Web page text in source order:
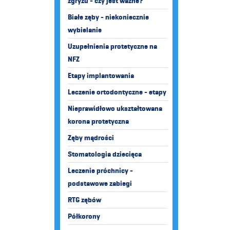
Białe zęby - niekoniecznie
wybielanie
Uzupełnienia protetyczne na
NFZ
Etapy implantowania
Leczenie ortodontyczne - etapy
Nieprawidłowo ukształtowana
korona protetyczna
Zęby mądrości
Stomatologia dziecięca
Leczenie próchnicy -
podstawowe zabiegi
RTG zębów
Półkorony